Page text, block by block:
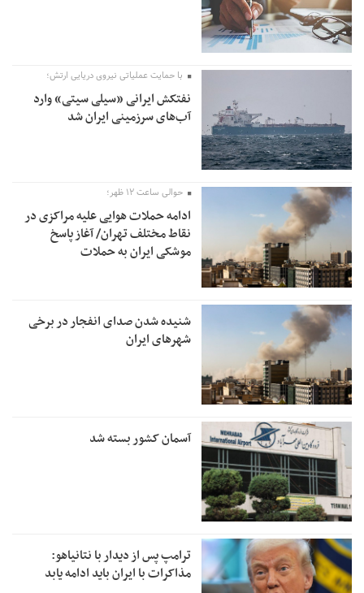
با حمایت عملیاتی نیروی دریایی ارتش؛
نفتکش ایرانی «سیلی سیتی» وارد
آب‌های سرزمینی ایران شد
حوالی ساعت ۱۲ ظهر؛
ادامه حملات هوایی علیه مراکزی در
نقاط مختلف تهران/ آغاز پاسخ
موشکی ایران به حملات
شنیده شدن صدای انفجار در برخی
شهرهای ایران
آسمان کشور بسته شد
ترامپ پس از دیدار با نتانیاهو:
مذاکرات با ایران باید ادامه یابد